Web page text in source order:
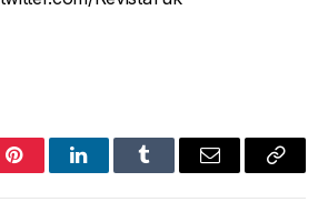
PinterestLinkedInTumblr Email
Copy